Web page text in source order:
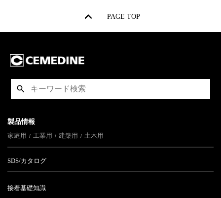
PAGE TOP
製品情報
家庭用
工業用 建築用 土木用
SDS/カタログ
接着基礎知識